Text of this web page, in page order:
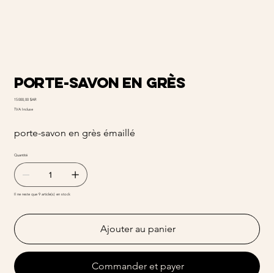
Porte-savon en grès
Prix
15 000,00 $AR
TVA Incluse
porte-savon en grès émaillé
Quantité
Il ne reste que 9 article(s) en stock
Ajouter au panier
Commander et payer